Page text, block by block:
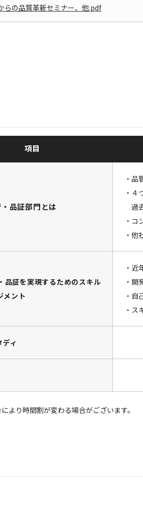
の品質革新セミナー、他.pdf
項目
品証部門とは
・品
・４
過
・コ
・他
品証を実現するためのスキル
メント
・近
・開
・自
・ス
ィ
より時間割が変わる場合がございます。